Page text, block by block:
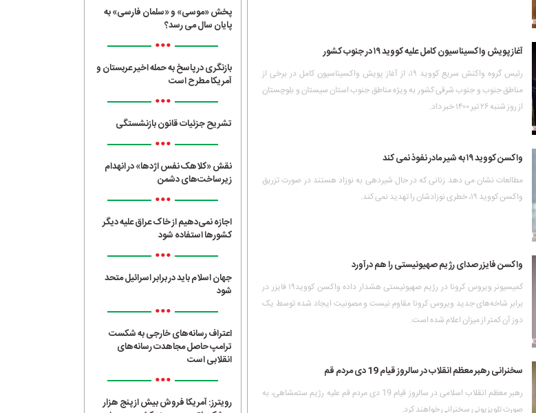
آغاز پویش واکسیناسیون کامل علیه کووید ۱۹ در جنوب کشور
رئیس گروه واکنش سریع کووید ۱۹، از آغاز پویش واکسیناسیون کامل در برخی از
مناطق جنوب و جنوب شرقی کشور به ویژه مناطق جنوب استان سیستان و بلوچستان
از روز شنبه ۲۶ تیر ۱۴۰۰ خبر داد.
واکسن کووید ۱۹ به شیر مادر نفوذ نمی کند
مطالعات نشان می دهد زنانی که در حال شیردهی به نوزاد هستند در صورت تزریق
واکسن کووید ۱۹، خطری نوزادشان را تهدید نمی کند.
واکسن فایزر صدای رژیم صهیونیستی را هم درآورد
کمیسیونر ویروس کرونا در رژیم صهیونیستی هشدار داده واکسن کووید۱۹ فایزر در
برابر شاخه‌های جدید ویروس کرونا مقاوم نیست و مصونیت ایجاد شده توسط یک
دوز آن کمتر از میزان اعلام شده است.
سخنرانی رهبر معظم انقلاب در سالروز قیام 19 دی مردم قم
رهبر معظم انقلاب اسلامی در سالروز قیام 19 دی مردم قم علیه رژیم ستمشاهی، به
صورت تلویزیونی سخنرانی خواهند کرد.
پخش «موسی» و «سلمان فارسی» به
پایان سال می رسد؟
•••
بازنگری در پاسخ به حمله اخیر عربستان و
آمریکا مطرح است
•••
تشریح جزئیات قانون بازنشستگی
•••
نقش «کلاهک نفس اژدها» در انهدام
زیرساخت‌های دشمن
•••
اجازه نمی‌دهیم از خاک عراق علیه دیگر
کشورها استفاده شود
•••
جهان اسلام باید در برابر اسرائیل متحد
شود
•••
اعتراف رسانه‌های خارجی به شکست
ترامپ حاصل مجاهدت رسانه‌های
انقلابی است
•••
رویترز: آمریکا فروش بیش از پنج هزار